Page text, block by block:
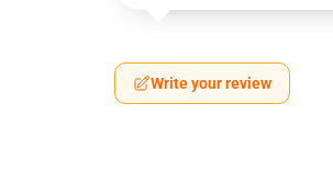
Write your review